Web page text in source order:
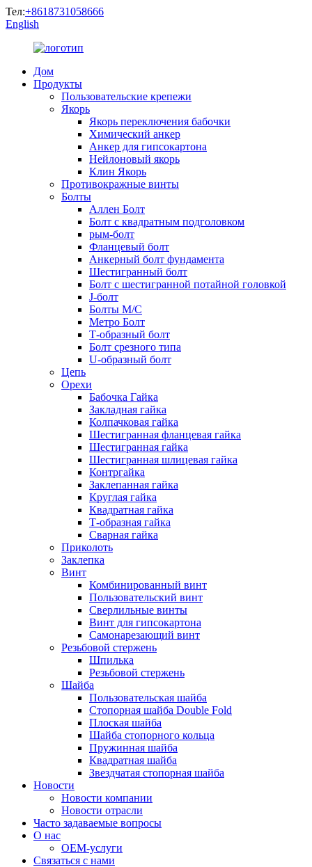
Тел:+8618731058666
English
Дом
Продукты
Пользовательские крепежи
Якорь
Якорь переключения бабочки
Химический анкер
Анкер для гипсокартона
Нейлоновый якорь
Клин Якорь
Противокражные винты
Болты
Аллен Болт
Болт с квадратным подголовком
рым-болт
Фланцевый болт
Анкерный болт фундамента
Шестигранный болт
Болт с шестигранной потайной головкой
J-болт
Болты М/С
Метро Болт
Т-образный болт
Болт срезного типа
U-образный болт
Цепь
Орехи
Бабочка Гайка
Закладная гайка
Колпачковая гайка
Шестигранная фланцевая гайка
Шестигранная гайка
Шестигранная шлицевая гайка
Контргайка
Заклепанная гайка
Круглая гайка
Квадратная гайка
Т-образная гайка
Сварная гайка
Приколоть
Заклепка
Винт
Комбинированный винт
Пользовательский винт
Сверлильные винты
Винт для гипсокартона
Самонарезающий винт
Резьбовой стержень
Шпилька
Резьбовой стержень
Шайба
Пользовательская шайба
Стопорная шайба Double Fold
Плоская шайба
Шайба стопорного кольца
Пружинная шайба
Квадратная шайба
Звездчатая стопорная шайба
Новости
Новости компании
Новости отрасли
Часто задаваемые вопросы
О нас
OEM-услуги
Связаться с нами